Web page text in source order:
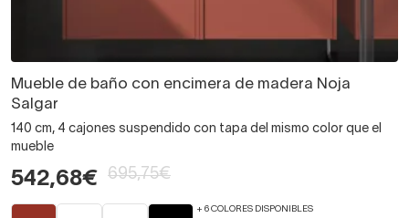
Mueble de baño con encimera de madera Noja
Salgar
140 cm, 4 cajones suspendido con tapa del mismo color que el
mueble
542,68€ 695,75€
+ 6 COLORES DISPONIBLES